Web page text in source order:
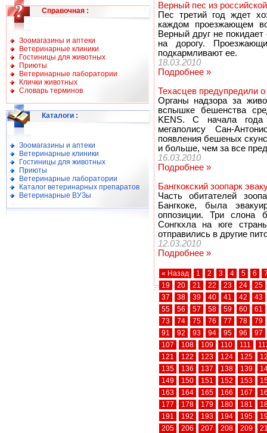
Справочная :
Зоомагазины и аптеки
Ветеринарные клиники
Гостиницы для животных
Приюты
Ветеринарные лаборатории
Клички животных
Словарь терминов
Каталоги :
Зоомагазины и аптеки
Ветеринарные клиники
Гостиницы для животных
Приюты
Ветеринарные лаборатории
Каталог ветеринарных препаратов
Ветеринарные ВУЗы
Верный пес из
Пес третий год ждет
каждом проезжающем
Верный друг не покидает
на дорогу.
подкармливают ее.
18.03.2010
Подробнее »
Техасцев предупредили
Органы надзора за
вспышке бешенства
KENS. С начала года
мегаполису Сан-
появления бешеных
и больше, чем за все
16.03.2010
Подробнее »
Бангкокский зоопарк
Часть обитателей
Бангкоке, была
оппозиции. Три слона
Сонгкхла на юге
отправились в другие
12.03.2010
Подробнее »
« Назад 1 2 3 4 5 6
19
20 21 22 23 24
25
37
38 39 40 41 42
43
55
56 57 58 59 60
61
73
74 75 76 77 78
79
91
92 93 94 95 96
97
107
108 109 110 111
121
122 123 124 125
135
136 137 138 139
149
150 151 152 153
163
164 165 166 167
177
178 179 180 181
191
192 193 194 195
205
206 207 208 209